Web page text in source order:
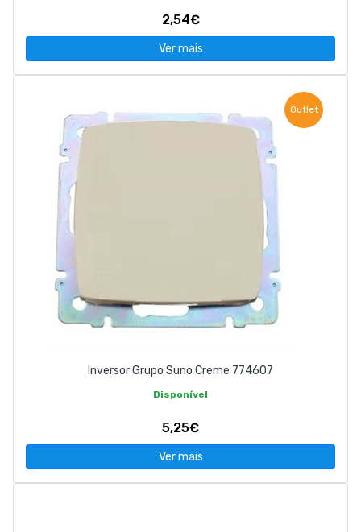
2,54€
Ver mais
Outlet
Inversor Grupo Suno Creme 774607
Disponível
5,25€
Ver mais